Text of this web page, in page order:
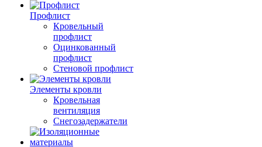
Профлист
Кровельный
профлист
Оцинкованный
профлист
Стеновой профлист
Элементы кровли
Кровельная
вентиляция
Снегозадержатели